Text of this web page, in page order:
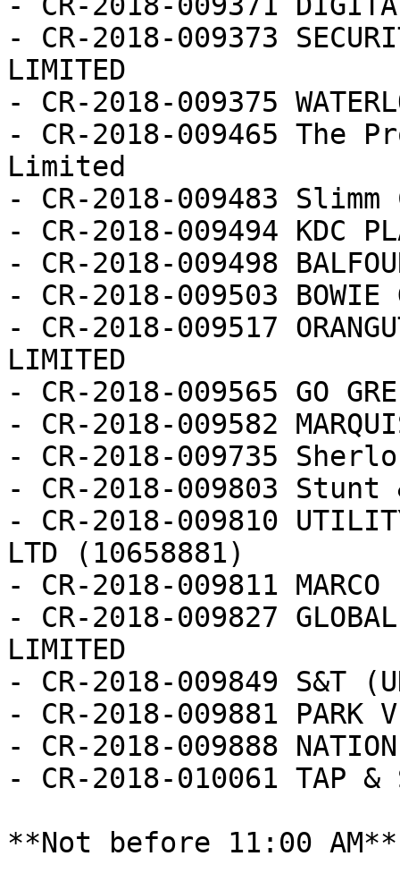
- CR-2018-009373
LIMITED
- CR-2018-009375
- CR-2018-009465 The
Limited
- CR-2018-009483
- CR-2018-009494 KDC
- CR-2018-009498
- CR-2018-009503 BOWIE
- CR-2018-009517
LIMITED
- CR-2018-009565 GO
- CR-2018-009582
- CR-2018-009735
- CR-2018-009803
- CR-2018-009810 UTILITY
LTD (10658881)
- CR-2018-009811
- CR-2018-009827
LIMITED
- CR-2018-009849 S&T
- CR-2018-009881 PARK
- CR-2018-009888 NATION
- CR-2018-010061 TAP &
**Not before 11:00 AM**